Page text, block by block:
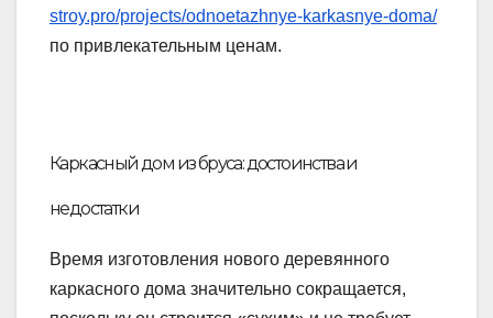
stroy.pro/projects/odnoetazhnye-karkasnye-doma/
по привлекательным ценам.
Каркасный дом из бруса: достоинства и
недостатки
Время изготовления нового деревянного
каркасного дома значительно сокращается,